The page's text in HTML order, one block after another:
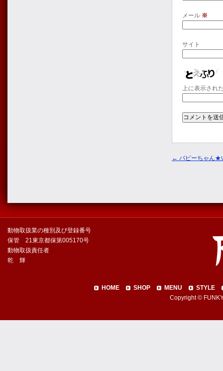
メール ※
サイト
上に表示され
← パピーちゃん★
動物取扱業の種別及び登録番号
保管 21東京都保第005170号
動物取扱責任者
乾 輝
HOME SHOP MENU
STYLE
Copyright ©